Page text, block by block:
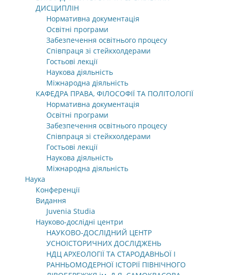
ДИСЦИПЛІН
Нормативна документація
Освітні програми
Забезпечення освітнього процесу
Співпраця зі стейкхолдерами
Гостьові лекції
Наукова діяльність
Міжнародна діяльність
КАФЕДРА ПРАВА, ФІЛОСОФІЇ ТА ПОЛІТОЛОГІЇ
Нормативна документація
Освітні програми
Забезпечення освітнього процесу
Співпраця зі стейкхолдерами
Гостьові лекції
Наукова діяльність
Міжнародна діяльність
Наука
Конференції
Видання
Juvenia Studia
Науково-дослідні центри
НАУКОВО-ДОСЛІДНИЙ ЦЕНТР
УСНОІСТОРИЧНИХ ДОСЛІДЖЕНЬ
НДЦ АРХЕОЛОГІЇ ТА СТАРОДАВНЬОЇ І
РАННЬОМОДЕРНОЇ ІСТОРІЇ ПІВНІЧНОГО